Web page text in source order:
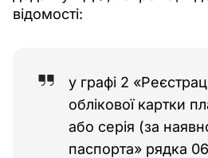
відомості:
у графі 2
облікової картки
або серія (за
паспорта» рядка